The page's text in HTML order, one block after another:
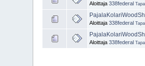
Aloittaja338federal
Aloittaja338federal
Aloittaja338federal